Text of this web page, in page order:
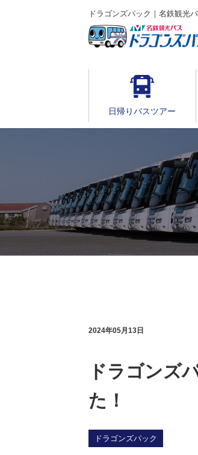
ドラゴンズパック｜名鉄観光
日帰りバスツアー
2024年05月13日
ドラゴンズ
た！
ドラゴンズパック